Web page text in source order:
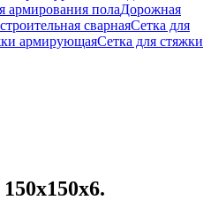
армирования полаДорожная
сварнаяСетка для
армирующаяСетка для стяжки